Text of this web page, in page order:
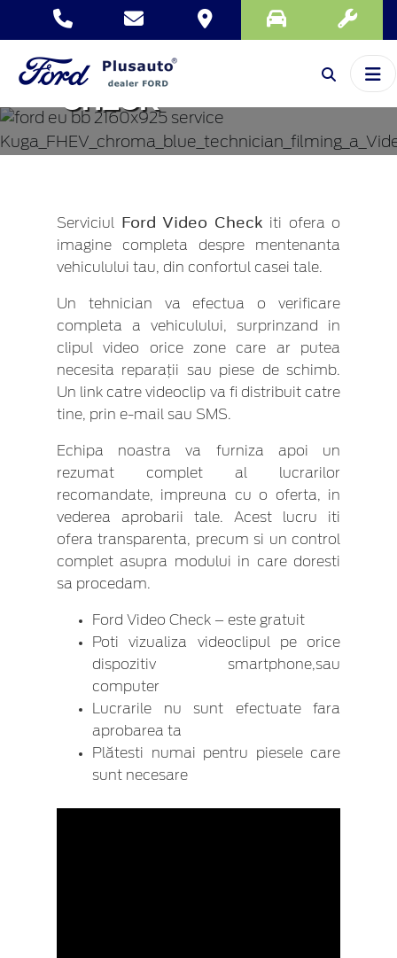
FORD VIDEO
CHECK
Serviciul Ford Video Check iti ofera o
imagine completa despre mentenanta
vehiculului tau, din confortul casei tale.
Un tehnician va efectua o verificare
completa a vehiculului, surprinzand in
clipul video orice zone care ar putea
necesita reparații sau piese de schimb.
Un link catre videoclip va fi distribuit catre
tine, prin e-mail sau SMS.
Echipa noastra va furniza apoi un
rezumat complet al lucrarilor
recomandate, impreuna cu o oferta, in
vederea aprobarii tale. Acest lucru iti
ofera transparenta, precum si un control
complet asupra modului in care doresti
sa procedam.
Ford Video Check – este gratuit
Poti vizualiza videoclipul pe orice
dispozitiv smartphone,sau
computer
Lucrarile nu sunt efectuate fara
aprobarea ta
Plătesti numai pentru piesele care
sunt necesare